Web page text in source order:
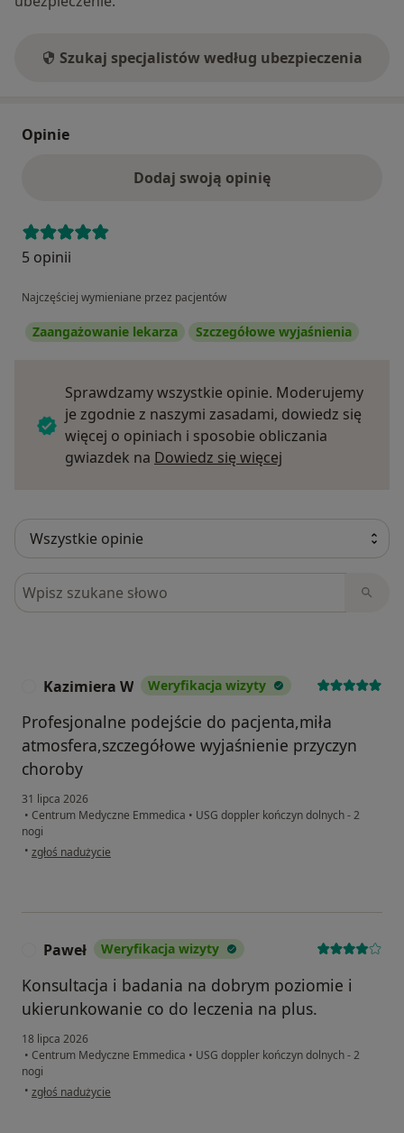
Szukaj specjalistów według ubezpieczenia
Opinie
Dodaj swoją opinię
5 opinii
Najczęściej wymieniane przez pacjentów
Zaangażowanie lekarza Szczegółowe wyjaśnienia
Sprawdzamy wszystkie opinie. Moderujemy
je zgodnie z naszymi zasadami, dowiedz się
więcej o opiniach i sposobie obliczania
gwiazdek na Dowiedz się więcej
Szukaj w opiniach
Kazimiera W Weryfikacja wizyty
Profesjonalne podejście do pacjenta,miła
atmosfera,szczegółowe wyjaśnienie przyczyn
choroby
31 lipca 2026
• Centrum Medyczne Emmedica • USG doppler kończyn dolnych - 2
nogi
• w opinii użytkownika Kazimiera W
zgłoś nadużycie
Paweł Weryfikacja wizyty
Konsultacja i badania na dobrym poziomie i
ukierunkowanie co do leczenia na plus.
18 lipca 2026
• Centrum Medyczne Emmedica • USG doppler kończyn dolnych - 2
nogi
• w opinii użytkownika Paweł
zgłoś nadużycie